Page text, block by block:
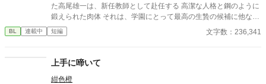
た高尾雄一は、新任教師として赴任する 高潔な人格と鋼のように
鍛えられた肉体 それは、学園にとって最高の生贄の候補に他なら
なかった 至高の筋肉を持つ、精神を削られ意志をなくした青年を
太古の神に捧げるため、“水”、“風”、“土”の信奉者達が暗躍する 意
校で繰り広げられるダークファンタジー
BL 連載中 短編 文字数：236,341
上手に啼いて
紺色橙